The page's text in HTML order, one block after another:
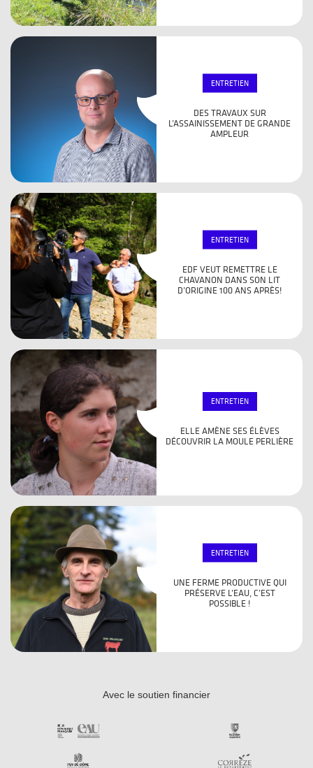
ENTRETIEN
DES TRAVAUX SUR
L’ASSAINISSEMENT DE GRANDE
AMPLEUR
ENTRETIEN
EDF VEUT REMETTRE LE
CHAVANON DANS SON LIT
D’ORIGINE 100 ANS APRÈS!
ENTRETIEN
ELLE AMÈNE SES ÉLÈVES
DÉCOUVRIR LA MOULE PERLIÈRE
ENTRETIEN
UNE FERME PRODUCTIVE QUI
PRÉSERVE L’EAU, C’EST
POSSIBLE !
Avec le soutien financier